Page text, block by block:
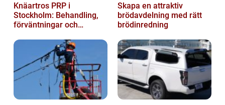
Knäartros PRP i
Stockholm: Behandling,
förväntningar och
Skapa en attraktiv
brödavdelning med rätt
brödinredning